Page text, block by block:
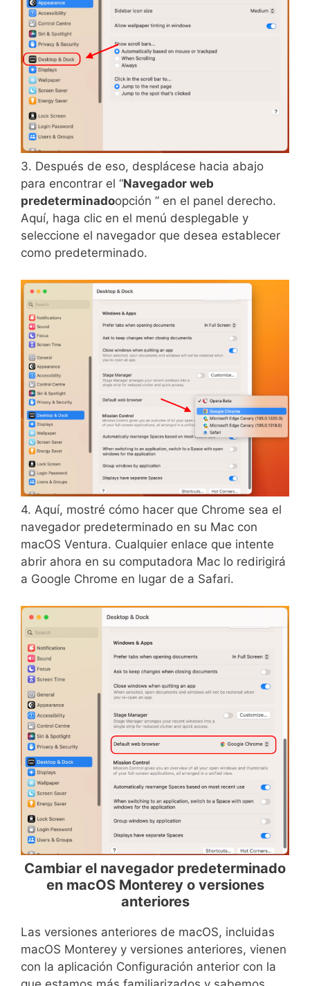
3. Después de eso, desplácese hacia abajo
para encontrar el “Navegador web
predeterminadoopción ” en el panel derecho.
Aquí, haga clic en el menú desplegable y
seleccione el navegador que desea establecer
como predeterminado.
4. Aquí, mostré cómo hacer que Chrome sea el
navegador predeterminado en su Mac con
macOS Ventura. Cualquier enlace que intente
abrir ahora en su computadora Mac lo redirigirá
a Google Chrome en lugar de a Safari.
Cambiar el navegador predeterminado
en macOS Monterey o versiones
anteriores
Las versiones anteriores de macOS, incluidas
macOS Monterey y versiones anteriores, vienen
con la aplicación Configuración anterior con la